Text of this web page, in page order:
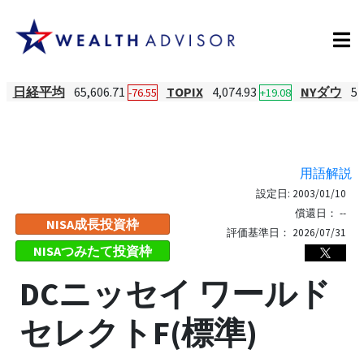
日経平均 65,606.71 -76.55 TOPIX 4,074.93 +19.08 NYダウ
用語解説
NISA成長投資枠
NISAつみたて投資枠
設定日: 2003/01/10
償還日： --
評価基準日： 2026/07/31
DCニッセイ ワールド
セレクトF(標準)